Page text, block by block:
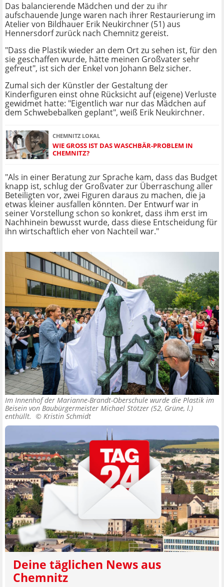
Das balancierende Mädchen und der zu ihr
aufschauende Junge waren nach ihrer Restaurierung im
Atelier von Bildhauer Erik Neukirchner (51) aus
Hennersdorf zurück nach Chemnitz gereist.
"Dass die Plastik wieder an dem Ort zu sehen ist, für den
sie geschaffen wurde, hätte meinen Großvater sehr
gefreut", ist sich der Enkel von Johann Belz sicher.
Zumal sich der Künstler der Gestaltung der
Kinderfiguren einst ohne Rücksicht auf (eigene) Verluste
gewidmet hatte: "Eigentlich war nur das Mädchen auf
dem Schwebebalken geplant", weiß Erik Neukirchner.
CHEMNITZ LOKAL
WIE GROSS IST DAS WASCHBÄR-PROBLEM IN C
HEMNITZ?
"Als in einer Beratung zur Sprache kam, dass das Budget
knapp ist, schlug der Großvater zur Überraschung aller
Beteiligten vor, zwei Figuren daraus zu machen, die ja
etwas kleiner ausfallen könnten. Der Entwurf war in
seiner Vorstellung schon so konkret, dass ihm erst im
Nachhinein bewusst wurde, dass diese Entscheidung für
ihn wirtschaftlich eher von Nachteil war."
Im Innenhof der Marianne-Brandt-Oberschule wurde die Plastik im
Beisein von Baubürgermeister Michael Stötzer (52, Grüne, l.)
enthüllt. © Kristin Schmidt
Deine täglichen News aus
Chemnitz